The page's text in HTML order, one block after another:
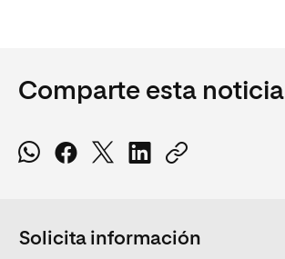
Comparte esta noticia
Solicita información